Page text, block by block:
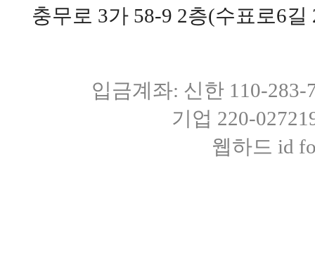
충무로 3가 58-9 2층(수표로6
입금계좌: 신한 110-
기업 220-
웹하드 id